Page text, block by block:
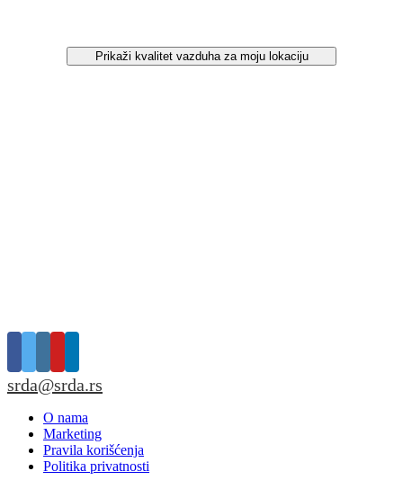
Prikaži kvalitet vazduha za moju lokaciju
srda@srda.rs
O nama
Marketing
Pravila korišćenja
Politika privatnosti